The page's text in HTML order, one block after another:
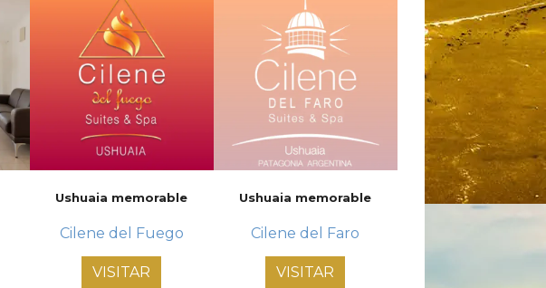
Ushuaia memorable
Cilene del Fuego
VISITAR
Ushuaia memorable
Cilene del Faro
VISITAR